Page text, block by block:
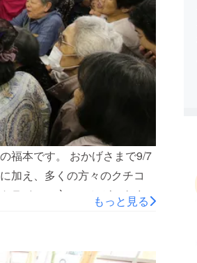
福本です。 おかげさまで9/7
加え、多くの方々のクチコ
ラインに立つことができまし
。本当にありがとうござい
募集しつつ、「横浜版防災
支援につきましても、お手
もっと見る